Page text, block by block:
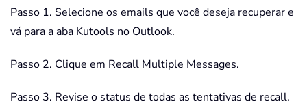
Passo 1. Selecione os emails que você deseja recuperar e
vá para a aba Kutools no Outlook.
Passo 2. Clique em Recall Multiple Messages.
Passo 3. Revise o status de todas as tentativas de recall.